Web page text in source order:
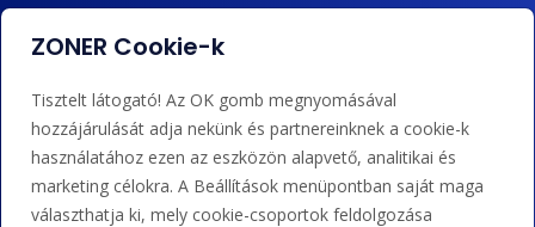
Adminisztráció
Bejelentkezés Súgó
Támogatás
ZONER Cookie-k
Tisztelt látogató! Az OK gomb megnyomásával
hozzájárulását adja nekünk és partnereinknek a cookie-k
használatához ezen az eszközön alapvető, analitikai és
marketing célokra. A Beállítások menüpontban saját maga
választhatja ki, mely cookie-csoportok feldolgozása